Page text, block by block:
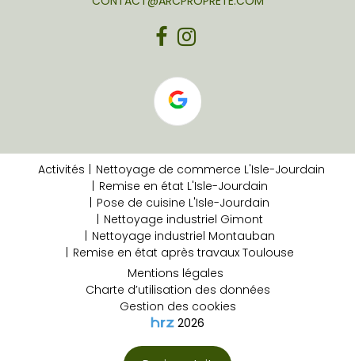
Activités
Nettoyage de commerce L'Isle-Jourdain
Remise en état L'Isle-Jourdain
Pose de cuisine L'Isle-Jourdain
Nettoyage industriel Gimont
Nettoyage industriel Montauban
Remise en état après travaux Toulouse
Mentions légales
Charte d’utilisation des données
Gestion des cookies
2026